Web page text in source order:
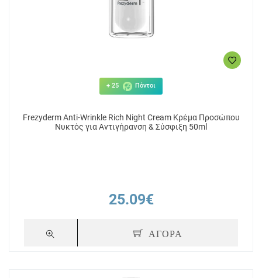
+ 25 Πόντοι
Frezyderm Anti-Wrinkle Rich Night Cream Κρέμα Προσώπου
Νυκτός για Αντιγήρανση & Σύσφιξη 50ml
25.09€
ΑΓΟΡΑ